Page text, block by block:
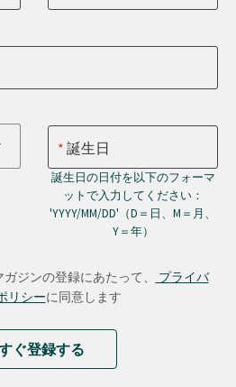
誕生日
誕生日の日付を以下のフォーマ
ットで入力してください：
'YYYY/MM/DD'（D＝日、M＝月、
Y＝年）
ジンの登録にあたって、
プライバ
リシーに同意します
ぐ登録する